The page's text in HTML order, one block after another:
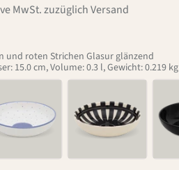
MwSt. zuzüglich Versand
und roten Strichen Glasur glänzend
15.0 cm, Volume: 0.3 l, Gewicht: 0.219 kg